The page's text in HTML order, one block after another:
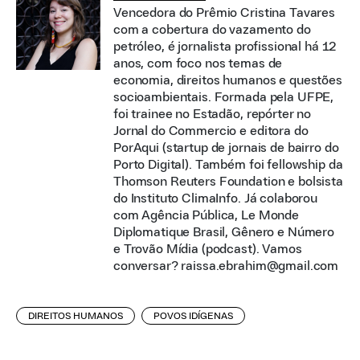
Vencedora do Prêmio Cristina Tavares
com a cobertura do vazamento do
petróleo, é jornalista profissional há 12
anos, com foco nos temas de
economia, direitos humanos e questões
socioambientais. Formada pela UFPE,
foi trainee no Estadão, repórter no
Jornal do Commercio e editora do
PorAqui (startup de jornais de bairro do
Porto Digital). Também foi fellowship da
Thomson Reuters Foundation e bolsista
do Instituto ClimaInfo. Já colaborou
com Agência Pública, Le Monde
Diplomatique Brasil, Gênero e Número
e Trovão Mídia (podcast). Vamos
conversar? raissa.ebrahim@gmail.com
DIREITOS HUMANOS POVOS IDÍGENAS